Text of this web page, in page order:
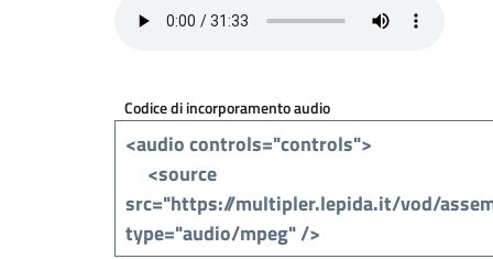
Codice di incorporamento audio